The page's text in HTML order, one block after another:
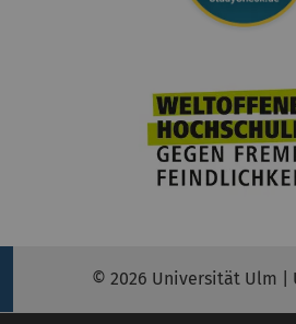
© 2026 Universität Ulm |